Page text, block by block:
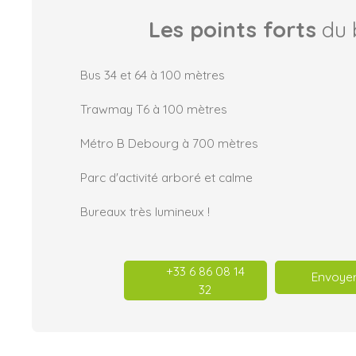
Les points forts du
Bus 34 et 64 à 100 mètres
Trawmay T6 à 100 mètres
Métro B Debourg à 700 mètres
Parc d'activité arboré et calme
Bureaux très lumineux !
+33 6 86 08 14
32